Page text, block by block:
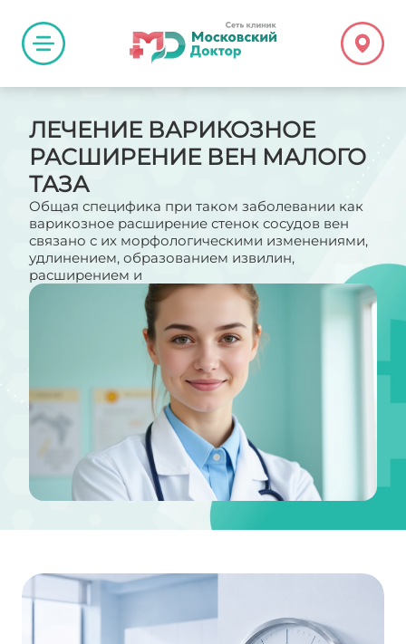
ЛЕЧЕНИЕ ВАРИКОЗНОЕ
РАСШИРЕНИЕ ВЕН МАЛОГО
ТАЗА
Общая специфика при таком заболевании как
варикозное расширение стенок сосудов вен
связано с их морфологическими изменениями,
удлинением, образованием извилин,
расширением и